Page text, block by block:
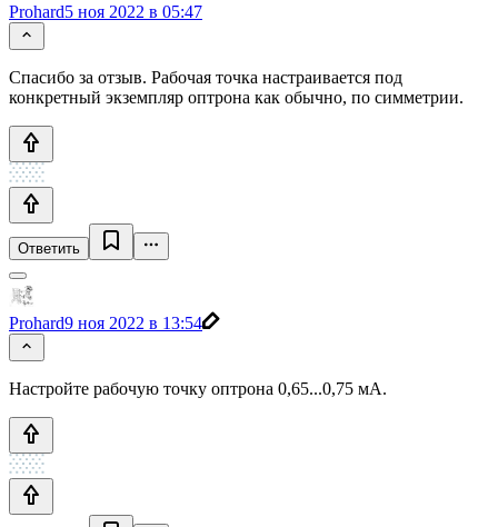
Prohard5 ноя 2022 в 05:47
Спасибо за отзыв. Рабочая точка настраивается под
конкретный экземпляр оптрона как обычно, по симметрии.
Ответить
Prohard9 ноя 2022 в 13:54
Настройте рабочую точку оптрона 0,65...0,75 мА.